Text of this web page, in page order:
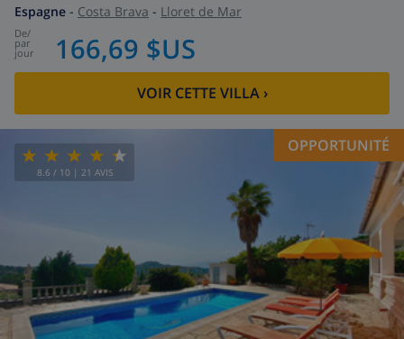
Espagne - Costa Brava - Lloret de Mar
de/
par
jour 166,69 $US
VOIR CETTE VILLA›
8.6 / 10 | 21 AVIS
OPPORTUNITÉ